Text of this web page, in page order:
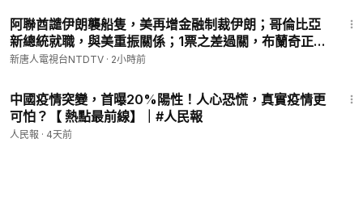
阿聯酋譴伊朗襲船隻，美再增金融制裁伊朗；哥倫比亞
新總統就職，與美重振關係；1票之差過關，布蘭奇正式
出任司法部長；美國第5批UFO檔案公開；台灣漢光演
2026.08.08
新唐人電視台NTDTV · 2小時前
中國疫情突變，首曝20%陽性！人心恐慌，真實疫情更
可怕？【 熱點最前線】｜#人民報
人民報 · 4天前